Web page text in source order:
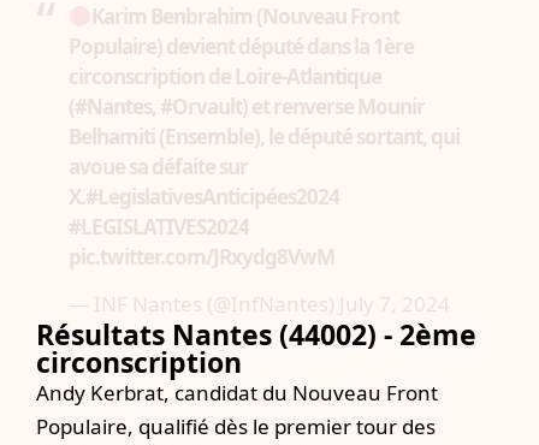
Karim Benbrahim (Nouveau Front
Populaire) devient député dans la 1ère
circonscription de Loire-Atlantique
(#Nantes, #Orvault) et renverse Mounir
Belhamiti (Ensemble), le député sortant, qui
avoue sa défaite sur
X.#LegislativesAnticipées2024
#LEGISLATIVES2024
pic.twitter.com/JRxydg8VwM
— INF Nantes (@InfNantes) July 7, 2024
Résultats Nantes (44002) - 2ème
circonscription
Andy Kerbrat, candidat du Nouveau Front
Populaire, qualifié dès le premier tour des